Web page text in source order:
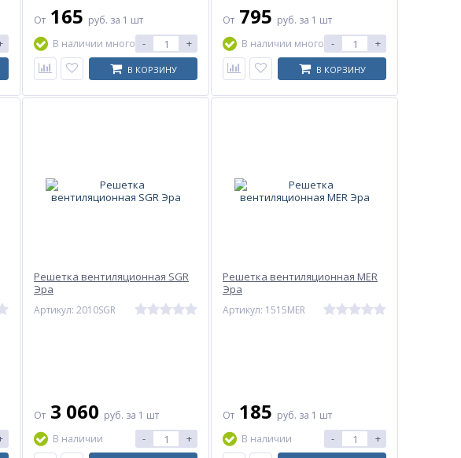
От 165 руб. за 1 шт
В наличии много - +
В КОРЗИНУ
От 795 руб. за 1 шт
В наличии много - +
В КОРЗИНУ
Решетка вентиляционная SGR
Эра
Артикул: 2010SGR
От 3 060 руб. за 1 шт
В наличии
- +
Решетка вентиляционная MER
Эра
Артикул: 1515MER
От 185 руб. за 1 шт
В наличии
- +